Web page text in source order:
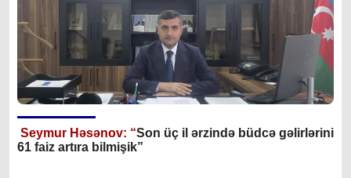
Seymur Həsənov: “Son üç il ərzində büdcə gəlirlərini
61 faiz artıra bilmişik”